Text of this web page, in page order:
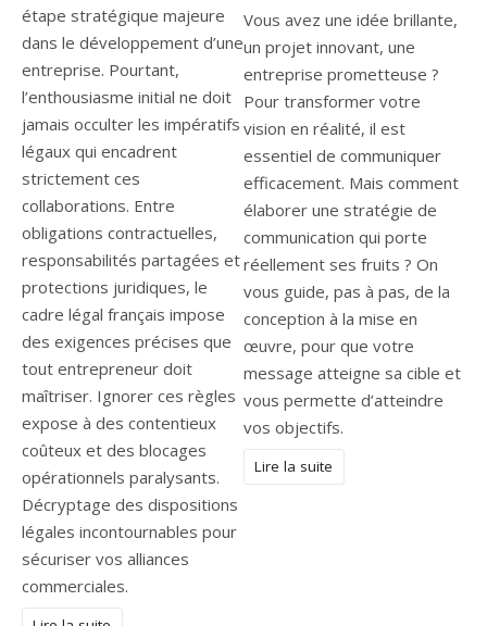
étape stratégique majeure
dans le développement d’une
entreprise. Pourtant,
l’enthousiasme initial ne doit
jamais occulter les impératifs
légaux qui encadrent
strictement ces
collaborations. Entre
obligations contractuelles,
responsabilités partagées et
protections juridiques, le
cadre légal français impose
des exigences précises que
tout entrepreneur doit
maîtriser. Ignorer ces règles
expose à des contentieux
coûteux et des blocages
opérationnels paralysants.
Décryptage des dispositions
légales incontournables pour
sécuriser vos alliances
commerciales.
Vous avez une idée brillante,
un projet innovant, une
entreprise prometteuse ?
Pour transformer votre
vision en réalité, il est
essentiel de communiquer
efficacement. Mais comment
élaborer une stratégie de
communication qui porte
réellement ses fruits ? On
vous guide, pas à pas, de la
conception à la mise en
œuvre, pour que votre
message atteigne sa cible et
vous permette d’atteindre
vos objectifs.
Lire la suite